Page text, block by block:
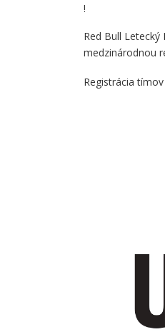
!
Red Bull
medzinárodnou
Registrácia